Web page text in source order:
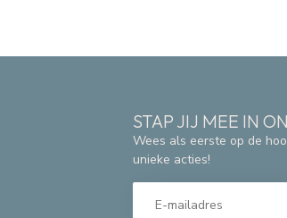
STAP JIJ MEE IN
Wees als eerste op de
unieke acties!